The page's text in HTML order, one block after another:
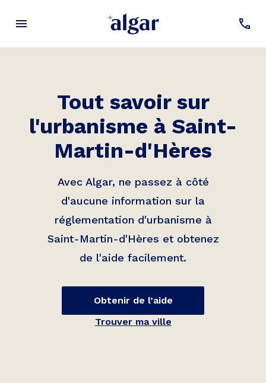
Tout savoir sur
l'urbanisme à Saint-
Martin-d'Hères
Avec Algar, ne passez à côté
d'aucune information sur la
réglementation d'urbanisme à
Saint-Martin-d'Hères et obtenez
de l'aide facilement.
Obtenir de l’aide
Trouver ma ville